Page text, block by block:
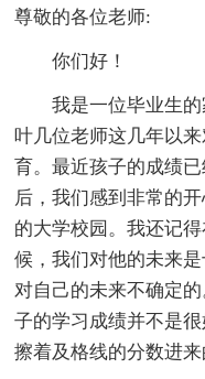
尊敬的各位老师:
你们好！
我是一位毕业生的
叶几位老师这几年以
育。最近孩子的成绩
后，我们感到非常的
的大学校园。我还记
候，我们对他的未来
对自己的未来不确定
子的学习成绩并不是
擦着及格线的分数进来